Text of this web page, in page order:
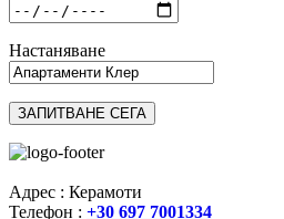
Настаняване
Адрес : Керамоти
Телефон : +30 697 7001334